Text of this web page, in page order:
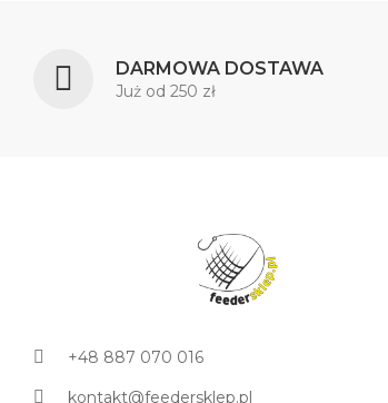
DARMOWA DOSTAWA
Już od 250 zł
+48 887 070 016
kontakt@feedersklep.pl